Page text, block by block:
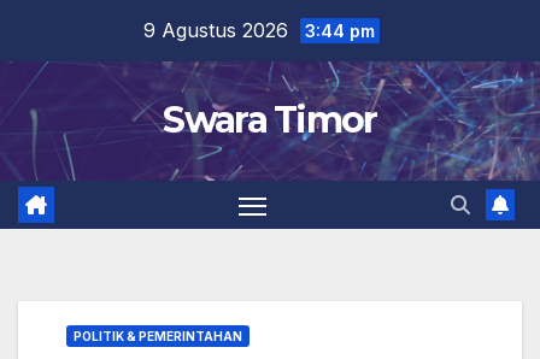
content
9 Agustus 2026 3:44 pm
Swara Timor
POLITIK & PEMERINTAHAN